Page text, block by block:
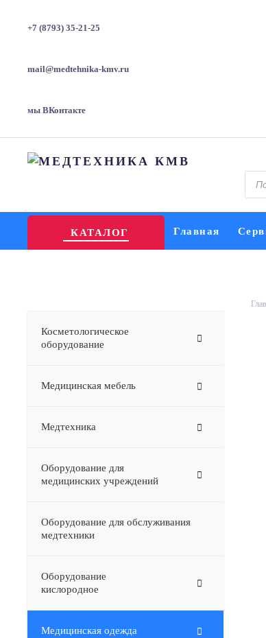
+7 (8793) 35-21-25
mail@medtehnika-kmv.ru
мы ВКонтакте
КАТАЛОГ Главная
Косметологическое
оборудование
Медицинская мебель
Медтехника
Оборудование для
медицинских учреждений
Оборудование для обслуживания
медтехники
Оборудование
кислородное
–
Медицинская одежда